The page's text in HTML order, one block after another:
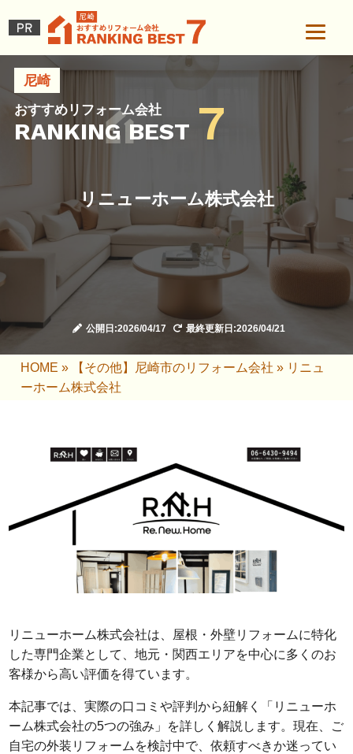
尼崎
おすすめリフォーム会社
RANKING BEST 7
リニューホーム株式会社
公開日:2026/04/17 最終更新日:2026/04/21
HOME » 【その他】尼崎市のリフォーム会社 » リニュ
ーホーム株式会社
リニューホーム株式会社は、屋根・外壁リフォームに特化
した専門企業として、地元・関西エリアを中心に多くのお
客様から高い評価を得ています。
本記事では、実際の口コミや評判から紐解く「リニューホ
ーム株式会社の5つの強み」を詳しく解説します。現在、ご
自宅の外装リフォームを検討中で、依頼すべきか迷ってい